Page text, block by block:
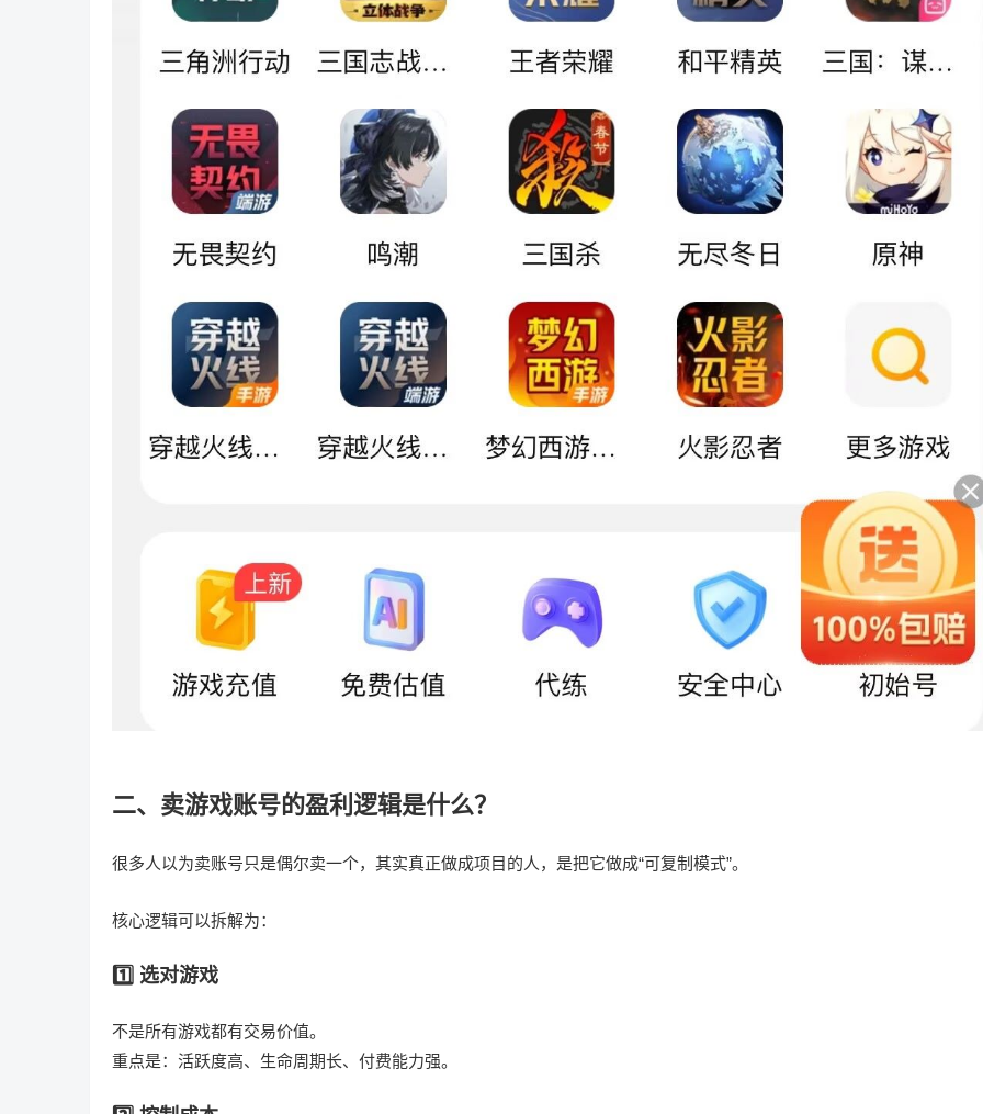
二、卖游戏账号的盈利逻辑是什么？
很多人以为卖账号只是偶尔卖一个，其实真正做成项目的人，是把它做成“可复制模式”。
核心逻辑可以拆解为：
1️⃣ 选对游戏
不是所有游戏都有交易价值。
重点是：活跃度高、生命周期长、付费能力强。